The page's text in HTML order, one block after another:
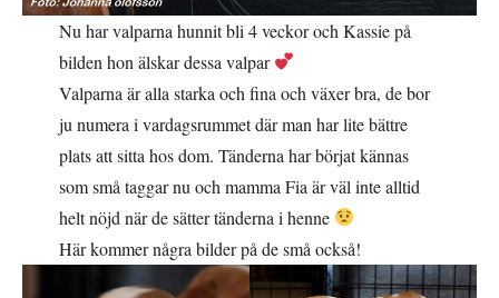
Nu har valparna hunnit bli 4 veckor och Kassie på
bilden hon älskar dessa valpar
Valparna är alla starka och fina och växer bra, de bor
ju numera i vardagsrummet där man har lite bättre
plats att sitta hos dom. Tänderna har börjat kännas
som små taggar nu och mamma Fia är väl inte alltid
helt nöjd när de sätter tänderna i henne
Här kommer några bilder på de små också!